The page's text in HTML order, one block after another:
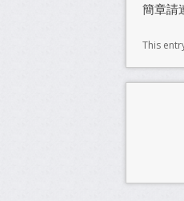
簡章請
This